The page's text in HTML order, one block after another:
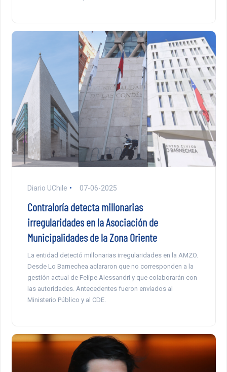
Diario UChile 07-06-2025
Contraloría detecta millonarias
irregularidades en la Asociación de
Municipalidades de la Zona Oriente
La entidad detectó millonarias irregularidades en la AMZO.
Desde Lo Barnechea aclararon que no corresponden a la
gestión actual de Felipe Alessandri y que colaborarán con
las autoridades. Antecedentes fueron enviados al
Ministerio Público y al CDE.